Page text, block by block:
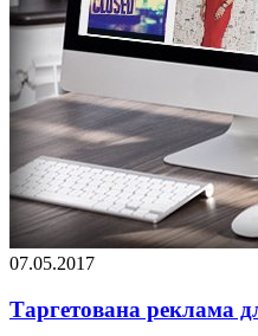
07.05.2017
Таргетована реклама